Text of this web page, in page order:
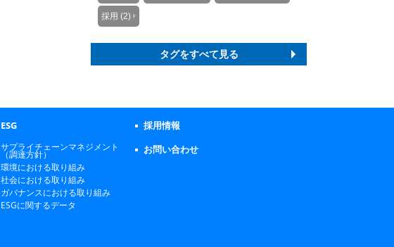
採用 (2)
タグをすべて見る
ESG
サプライチェーンマネジメント
（調達方針）
環境における取り組み
社会における取り組み
ガバナンスにおける取り組み
ESGに関するデータ
採用情報
お問い合わせ